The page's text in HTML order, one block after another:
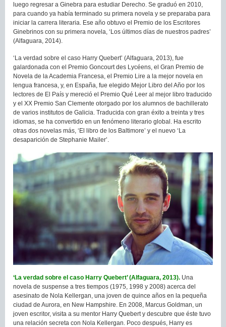
luego regresar a Ginebra para estudiar Derecho. Se graduó en 2010,
para cuando ya había terminado su primera novela y se preparaba para
iniciar la carrera literaria. Ese año obtuvo el Premio de los Escritores
Ginebrinos con su primera novela, ‘Los últimos días de nuestros padres’
(Alfaguara, 2014).
‘La verdad sobre el caso Harry Quebert’ (Alfaguara, 2013), fue
galardonada con el Premio Goncourt des Lycéens, el Gran Premio de
Novela de la Academia Francesa, el Premio Lire a la mejor novela en
lengua francesa, y, en España, fue elegido Mejor Libro del Año por los
lectores de El País y mereció el Premio Qué Leer al mejor libro traducido
y el XX Premio San Clemente otorgado por los alumnos de bachillerato
de varios institutos de Galicia. Traducida con gran éxito a treinta y tres
idiomas, se ha convertido en un fenómeno literario global. Ha escrito
otras dos novelas más, ‘El libro de los Baltimore’ y el nuevo ‘La
desaparición de Stephanie Mailer’.
‘La verdad sobre el caso Harry Quebert’ (Alfaguara, 2013). Una
novela de suspense a tres tiempos (1975, 1998 y 2008) acerca del
asesinato de Nola Kellergan, una joven de quince años en la pequeña
ciudad de Aurora, en New Hampshire. En 2008, Marcus Goldman, un
joven escritor, visita a su mentor Harry Quebert y descubre que éste tuvo
una relación secreta con Nola Kellergan. Poco después, Harry es